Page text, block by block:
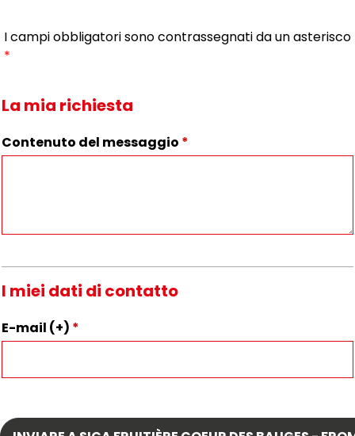
I campi obbligatori sono contrassegnati da un asterisco
*
La mia richiesta
Contenuto del messaggio *
I miei dati di contatto
E-mail (+) *